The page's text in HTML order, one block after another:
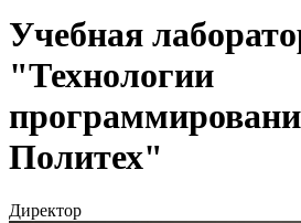
Учебная
"Технологии
Политех"
Директор